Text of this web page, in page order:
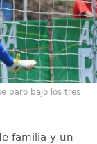
paró bajo los tres
familia y un